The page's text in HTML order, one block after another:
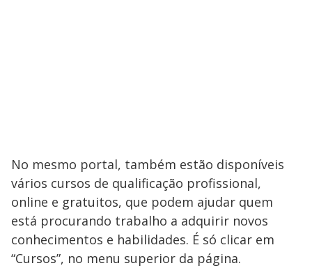
No mesmo portal, também estão disponíveis
vários cursos de qualificação profissional,
online e gratuitos, que podem ajudar quem
está procurando trabalho a adquirir novos
conhecimentos e habilidades. É só clicar em
“Cursos”, no menu superior da página.